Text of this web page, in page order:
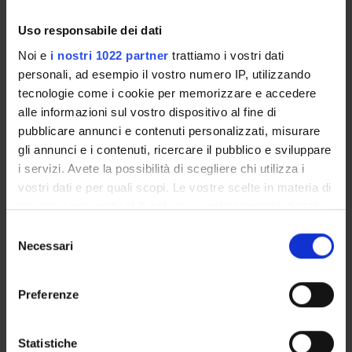
Uso responsabile dei dati
Noi e i nostri 1022 partner trattiamo i vostri dati
personali, ad esempio il vostro numero IP, utilizzando
tecnologie come i cookie per memorizzare e accedere
alle informazioni sul vostro dispositivo al fine di
pubblicare annunci e contenuti personalizzati, misurare
gli annunci e i contenuti, ricercare il pubblico e sviluppare
i servizi. Avete la possibilità di scegliere chi utilizza i
vostri dati e per quali scopi. Le vostre scelte in materia di
privacy sono applicabili solo su questa proprietà digitale
modificare o revocare il proprio consenso in qualsiasi
momento dalla Dichiarazione sui cookie o facendo clic
raccogliere informazioni sulla tua posizione
delNecessari
Preferenze
Statistiche
Referente
Jonathan Yick Yeung Tam
Referente esterno
Data pubblicazione
5 dicembre 2024
CORSI DI STUDIO